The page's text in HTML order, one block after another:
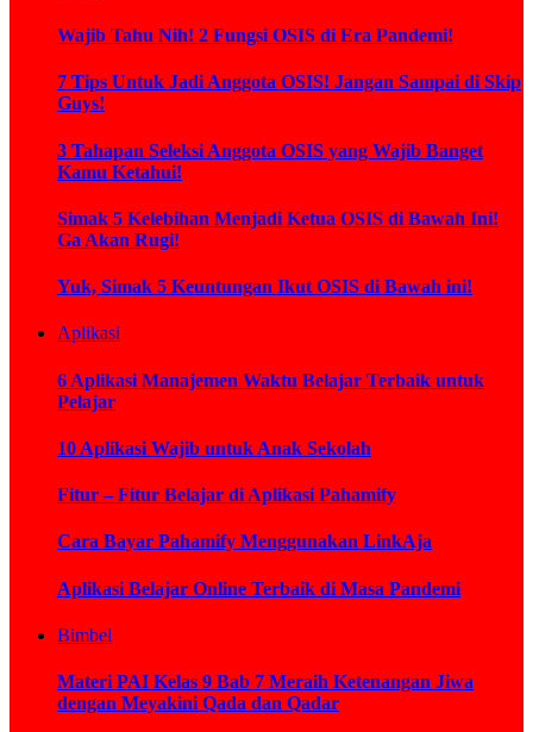
Wajib Tahu Nih! 2 Fungsi OSIS di Era Pandemi!
7 Tips Untuk Jadi Anggota OSIS! Jangan Sampai di Skip
Guys!
3 Tahapan Seleksi Anggota OSIS yang Wajib Banget
Kamu Ketahui!
Simak 5 Kelebihan Menjadi Ketua OSIS di Bawah Ini!
Ga Akan Rugi!
Yuk, Simak 5 Keuntungan Ikut OSIS di Bawah ini!
Aplikasi
6 Aplikasi Manajemen Waktu Belajar Terbaik untuk
Pelajar
10 Aplikasi Wajib untuk Anak Sekolah
Fitur – Fitur Belajar di Aplikasi Pahamify
Cara Bayar Pahamify Menggunakan LinkAja
Aplikasi Belajar Online Terbaik di Masa Pandemi
Bimbel
Materi PAI Kelas 9 Bab 7 Meraih Ketenangan Jiwa
dengan Meyakini Qada dan Qadar